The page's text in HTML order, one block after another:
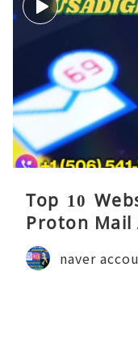
Top 10
Proton Mail
naver